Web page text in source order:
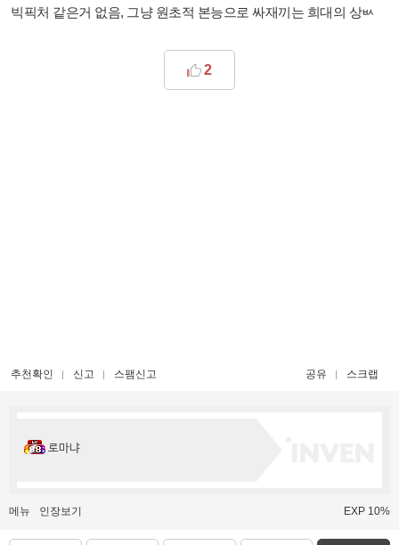
빅픽처 같은거 없음, 그냥 원초적 본능으로 싸재끼는 희대의 상ㅄ
2
추천확인 신고 스팸신고 공유 스크랩
로마냐
메뉴 인장보기 EXP 10%